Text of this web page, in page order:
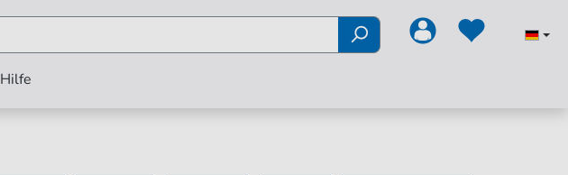
Hilfe